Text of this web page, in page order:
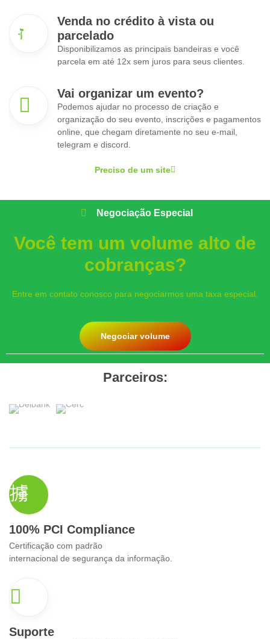
Venda no crédito à vista ou
parcelado
Disponibilizamos as principais bandeiras e você
parcela em até 12x sem juros para seus clientes.
Vai organizar um evento?
Podemos ajudar no processo de criação e
organização do seu evento, inscrições e pagamentos
online, que chegam diretamente no seu e-mail,
telegram e discord.
Preciso de um site
Negociação Especial
Você tem um volume alto de
cobranças?
Entre em contato conosco para negociarmos uma taxa especial.
Negociar volume
Parceiros:
100% PCI Compliance
Certificação com padrão
internacional de segurança da informação.
Suporte